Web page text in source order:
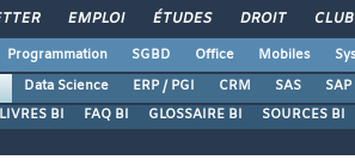
EMPLOI ÉTUDES DROIT CLUB
Programmation SGBD Office Mobiles
Data Science ERP / PGI CRM SAS SAP
LIVRES BI FAQ BI GLOSSAIRE BI SOURCES BI